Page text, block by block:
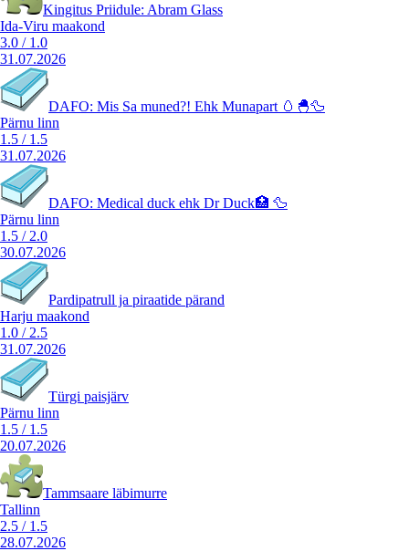
Kingitus Priidule: Abram Glass
Ida-Viru maakond
3.0 / 1.0
31.07.2026
DAFO: Mis Sa muned?! Ehk Munapart 🥚🐣🦆
Pärnu linn
1.5 / 1.5
31.07.2026
DAFO: Medical duck ehk Dr Duck🏥 🦆
Pärnu linn
1.5 / 2.0
30.07.2026
Pardipatrull ja piraatide pärand
Harju maakond
1.0 / 2.5
31.07.2026
Türgi paisjärv
Pärnu linn
1.5 / 1.5
20.07.2026
Tammsaare läbimurre
Tallinn
2.5 / 1.5
28.07.2026